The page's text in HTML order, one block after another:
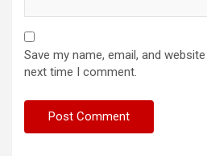
Save my name, email, and
next time I comment.